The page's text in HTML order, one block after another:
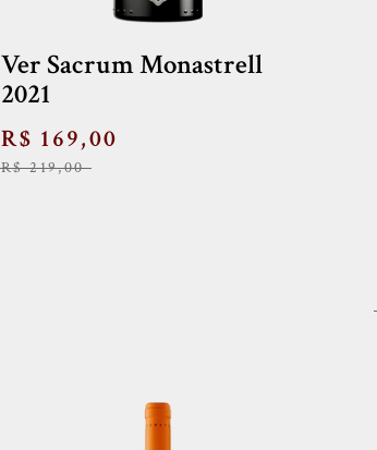
Ver Sacrum Monastrell
2021
R$ 169,00
R$ 219,00